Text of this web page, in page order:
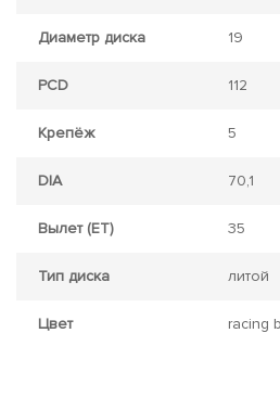
Диаметр диска 19
PCD 112
Крепёж 5
DIA 70,1
Вылет (ET) 35
Тип диска литой
Цвет racing